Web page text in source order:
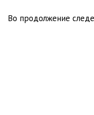
Во продолжение